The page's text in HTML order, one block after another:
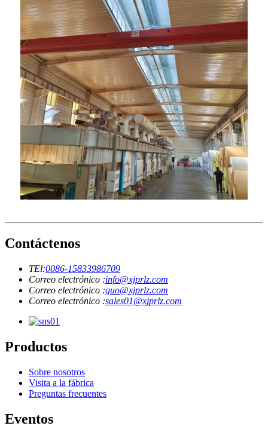
Contáctenos
TEl:0086-15833986709
Correo electrónico :info@xjprlz.com
Correo electrónico :guo@xjprlz.com
Correo electrónico :sales01@xjprlz.com
Productos
Sobre nosotros
Visita a la fábrica
Preguntas frecuentes
Eventos